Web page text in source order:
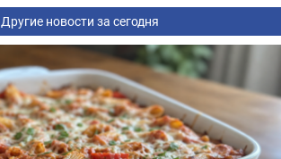
Другие новости за сегодня